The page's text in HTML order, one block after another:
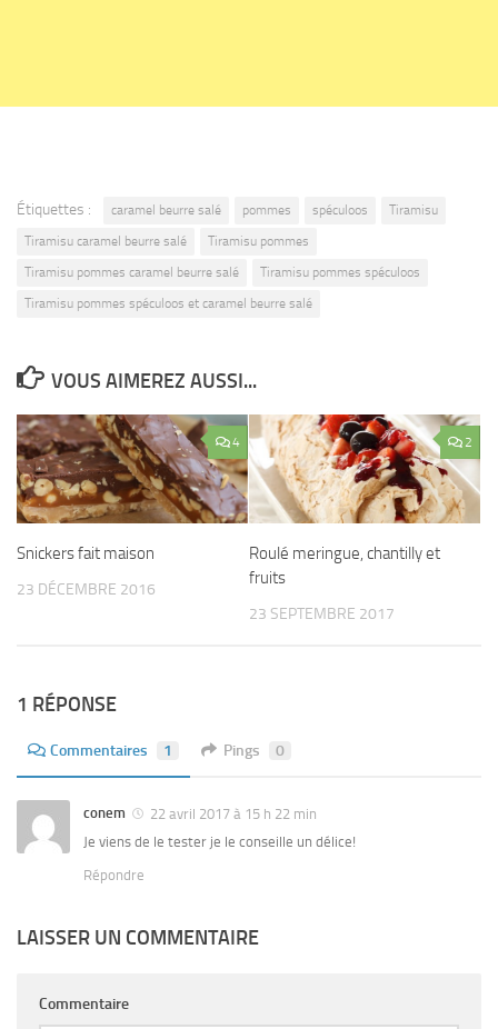
Étiquettes : caramel beurre salé pommes spéculoos
Tiramisu
Tiramisu caramel beurre salé
Tiramisu pommes
Tiramisu pommes caramel beurre salé
Tiramisu pommes spéculoos
Tiramisu pommes spéculoos et caramel beurre salé
VOUS AIMEREZ AUSSI...
4
Snickers fait maison
23 DÉCEMBRE 2016
2
Roulé meringue, chantilly et
fruits
23 SEPTEMBRE 2017
1 RÉPONSE
Commentaires 1 Pings 0
conem
22 avril 2017 à 15 h 22 min
Je viens de le tester je le conseille un délice!
Répondre
LAISSER UN COMMENTAIRE
Commentaire